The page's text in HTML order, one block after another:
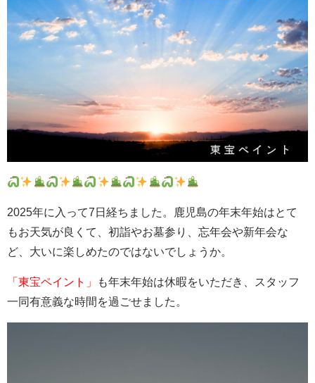
2025年に入って7日経ちました。鹿児島の年末年始はとて
もお天気が良くて、初詣やお墓参り、忘年会や新年会な
ど、大いに楽しめたのではないでしょうか。
「東宝ペイント」
も年末年始は休暇をいただき、スタッフ
一同有意義な時間を過ごせました。